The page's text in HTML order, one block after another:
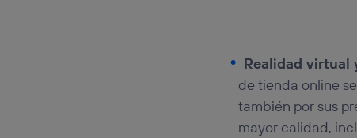
Realidad virtual
de tienda online
también por sus
mayor calidad,